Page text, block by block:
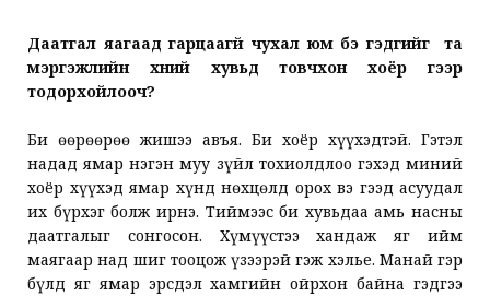
Даатгал яагаад гарцаагүй чухал юм бэ гэдгийг та
мэргэжлийн хүний хувьд товчхон хоёр үгээр
тодорхойлооч?
Би өөрөөрөө жишээ авъя. Би хоёр хүүхэдтэй. Гэтэл
надад ямар нэгэн муу зүйл тохиолдлоо гэхэд миний
хоёр хүүхэд ямар хүнд нөхцөлд орох вэ гээд асуудал
их бүрхэг болж ирнэ. Тиймээс би хувьдаа амь насны
даатгалыг сонгосон. Хүмүүстээ хандаж яг ийм
маягаар над шиг тооцож үзээрэй гэж хэлье. Манай гэр
бүлд яг ямар эрсдэл хамгийн ойрхон байна гэдгээ